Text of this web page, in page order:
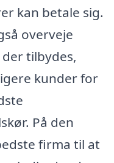
kan betale sig.
overveje
tilbydes,
kunder for
På den
firma til at